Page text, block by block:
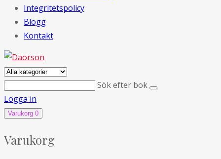
Integritetspolicy
Blogg
Kontakt
Sök efter bok
Logga in
Varukorg 0
Varukorg